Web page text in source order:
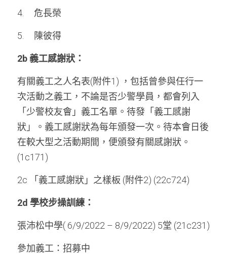
4.     危長榮
5. 陳彼得
2b 義工感謝狀：
有關義工之人名表(附件1) ，包括曾參與任行一
次活動之義工，不論是否少警學員，都會列入
「少警校友會」義工名單。待發「義工感謝
狀」。義工感謝狀為每年頒發一次。待本會日後
在較大型之活動期間，便頒發有關感謝狀。
(1c171)
2c 「義工感謝狀」之樣板 (附件2) (22c724)
2d 學校步操訓練：
張沛松中學( 6/9/2022 – 8/9/2022) 5堂 (21c231)
參加義工：招募中